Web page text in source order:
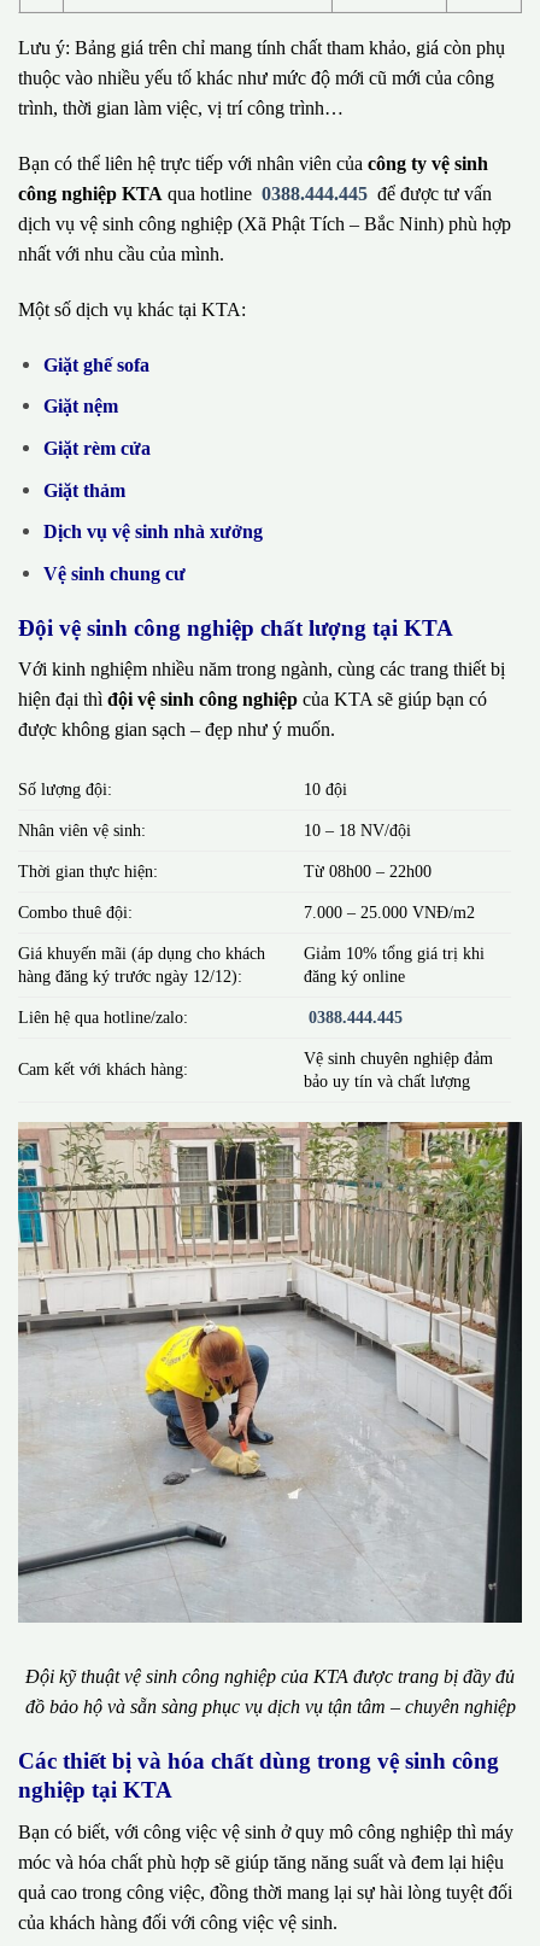
Lưu ý: Bảng giá trên chỉ mang tính chất tham khảo, giá còn phụ
thuộc vào nhiều yếu tố khác như mức độ mới cũ mới của công
trình, thời gian làm việc, vị trí công trình…
Bạn có thể liên hệ trực tiếp với nhân viên của công ty vệ sinh
công nghiệp KTA qua hotline 0388.444.445 để được tư vấn
dịch vụ vệ sinh công nghiệp (Xã Phật Tích – Bắc Ninh) phù hợp
nhất với nhu cầu của mình.
Một số dịch vụ khác tại KTA:
Giặt ghế sofa
Giặt nệm
Giặt rèm cửa
Giặt thảm
Dịch vụ vệ sinh nhà xưởng
Vệ sinh chung cư
Đội vệ sinh công nghiệp chất lượng tại KTA
Với kinh nghiệm nhiều năm trong ngành, cùng các trang thiết bị
hiện đại thì đội vệ sinh công nghiệp của KTA sẽ giúp bạn có
được không gian sạch – đẹp như ý muốn.
Số lượng đội: 10 đội
Nhân viên vệ sinh: 10 – 18 NV/đội
Thời gian thực hiện: Từ 08h00 – 22h00
Combo thuê đội: 7.000 – 25.000 VNĐ/m2
Giá khuyến mãi (áp dụng cho khách
hàng đăng ký trước ngày 12/12):
Giảm 10% tổng giá trị khi
đăng ký online
Liên hệ qua hotline/zalo: 0388.444.445
Cam kết với khách hàng:
Vệ sinh chuyên nghiệp đảm
bảo uy tín và chất lượng
Đội kỹ thuật vệ sinh công nghiệp của KTA được trang bị đầy đủ
đồ bảo hộ và sẵn sàng phục vụ dịch vụ tận tâm – chuyên nghiệp
Các thiết bị và hóa chất dùng trong vệ sinh công
nghiệp tại KTA
Bạn có biết, với công việc vệ sinh ở quy mô công nghiệp thì máy
móc và hóa chất phù hợp sẽ giúp tăng năng suất và đem lại hiệu
quả cao trong công việc, đồng thời mang lại sự hài lòng tuyệt đối
của khách hàng đối với công việc vệ sinh.